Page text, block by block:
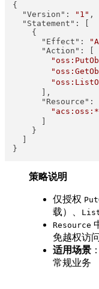
{
"Version":
"1" ,
"Statement":
    {
"Effect":
"Action":
      ],
"Resource":
    }
策略说明
仅授权
载）、
Resource
免越权访问
适用场景
常规业务